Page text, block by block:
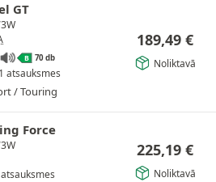
GT
B 70 db
atsauksmes
/ Touring
189,49 €
Noliktavā
Force
225,19 €
Noliktavā